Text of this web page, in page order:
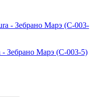
Зебрано Марэ (C-003-5)